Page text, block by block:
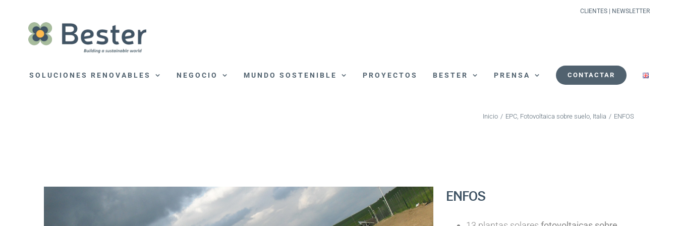
contenido
CLIENTES NEWSLETTER
SOLUCIONES RENOVABLES NEGOCIO MUNDO SOSTENIBLE PROYECTOS BESTER PRENSA CONTACTAR
Inicio / EPC Fotovoltaica sobre suelo Italia / ENFOS
ENFOS